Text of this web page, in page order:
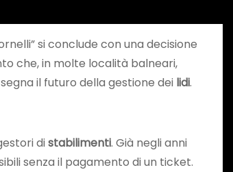
si conclude con una decisione
che, in molte località balneari,
il futuro della gestione dei lidi.
distabilimenti. Già negli anni
senza il pagamento di un ticket.